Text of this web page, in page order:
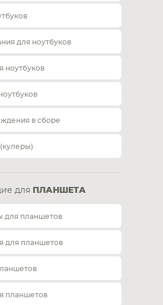
для ноутбуков
ноутбуков
в сборе
для ПЛАНШЕТА
для планшетов
для планшетов
планшетов